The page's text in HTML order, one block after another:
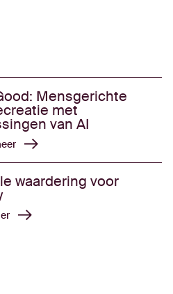
Mensgerichte
met
van AI
waardering voor